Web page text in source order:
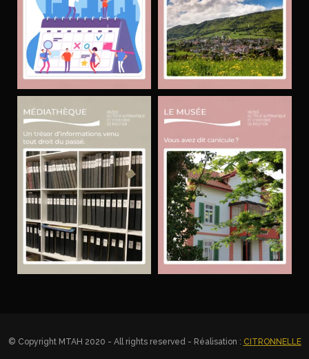
© Copyright MTAH 2020 - All rights reserved - Réalisation : CITRONNELLE